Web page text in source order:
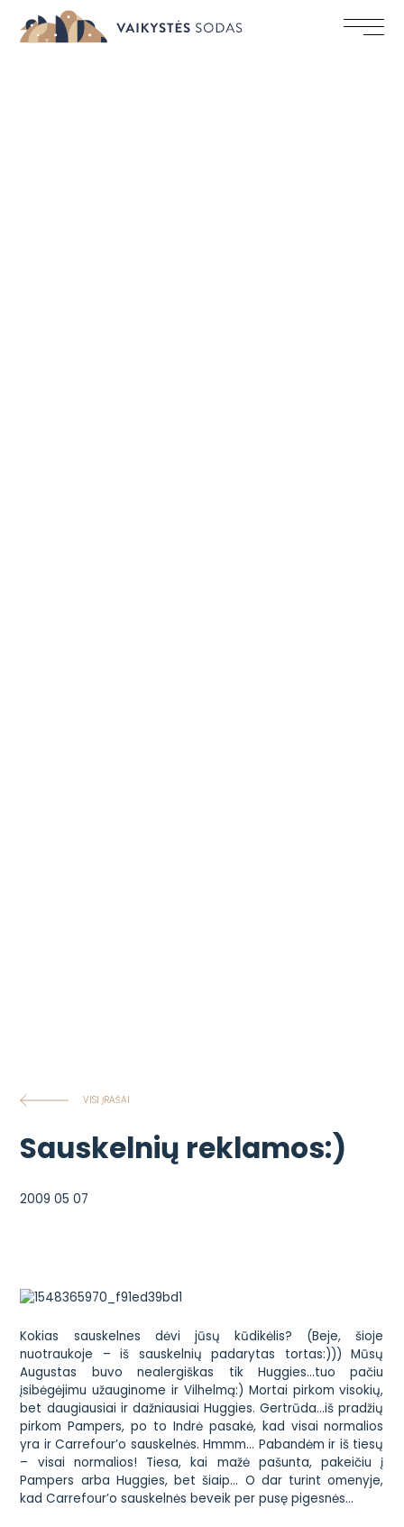
VISI ĮRAŠAI
Sauskelnių reklamos:)
2009 05 07
Kokias sauskelnes dėvi jūsų kūdikėlis? (Beje, šioje
nuotraukoje – iš sauskelnių padarytas tortas:))) Mūsų
Augustas buvo nealergiškas tik Huggies…tuo pačiu
įsibėgėjimu užauginome ir Vilhelmą:) Mortai pirkom visokių,
bet daugiausiai ir dažniausiai Huggies. Gertrūda…iš pradžių
pirkom Pampers, po to Indrė pasakė, kad visai normalios
yra ir Carrefour’o sauskelnės. Hmmm… Pabandėm ir iš tiesų
– visai normalios! Tiesa, kai mažė pašunta, pakeičiu į
Pampers arba Huggies, bet šiaip… O dar turint omenyje,
kad Carrefour’o sauskelnės beveik per pusę pigesnės…